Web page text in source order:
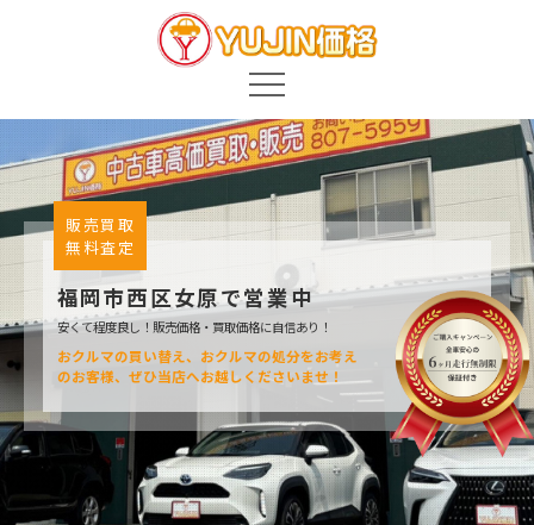
車
販
売
YUJIN
価
格
(福
販売買取
無料査定
福岡市西区女原で営業中
安くて程度良し！販売価格・買取価格に自信あり！
おクルマの買い替え、おクルマの処分をお考え
のお客様、 ぜひ当店へお越しくださいませ！